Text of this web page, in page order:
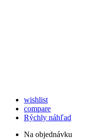
wishlist
compare
Rýchly náhľad
Na objednávku